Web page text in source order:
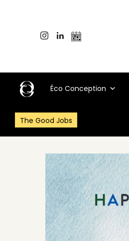
Éco Conception
The Good Jobs